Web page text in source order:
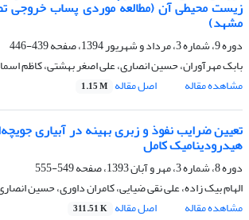
زیست محیطی آن (مطالعه موردی پساب خروجی
مشهد)
دوره 9، شماره 3، مرداد و شهریور 1394، صفحه
439-446
بابک مهرآوران، حسین انصاری، علی اصغر بهشتی، کاظم
مشاهده مقاله
اصل مقاله 1.15 M
تعیین ضرایب نفوذ و زبری بهینه در آبیاری
هیدرودینامیک کامل
دوره 8، شماره 3، مهر و آبان 1393، صفحه
549-555
الهام بیک زاده، علی نقی ضیایی، کامران داوری، حسین
مشاهده مقاله
اصل مقاله 311.51 K